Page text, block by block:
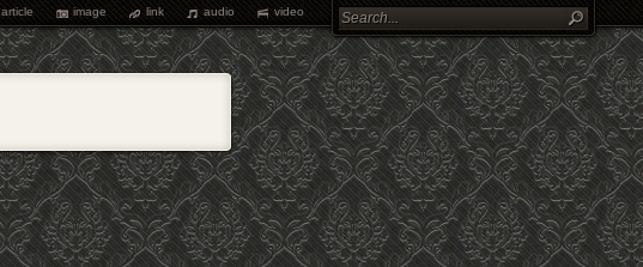
article image link audio video